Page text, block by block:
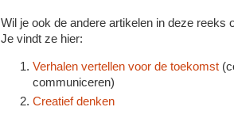
Wil je ook de andere artikelen in deze reeks
Je vindt ze hier:
Verhalen vertellen voor de toekomst
communiceren)
Creatief denken